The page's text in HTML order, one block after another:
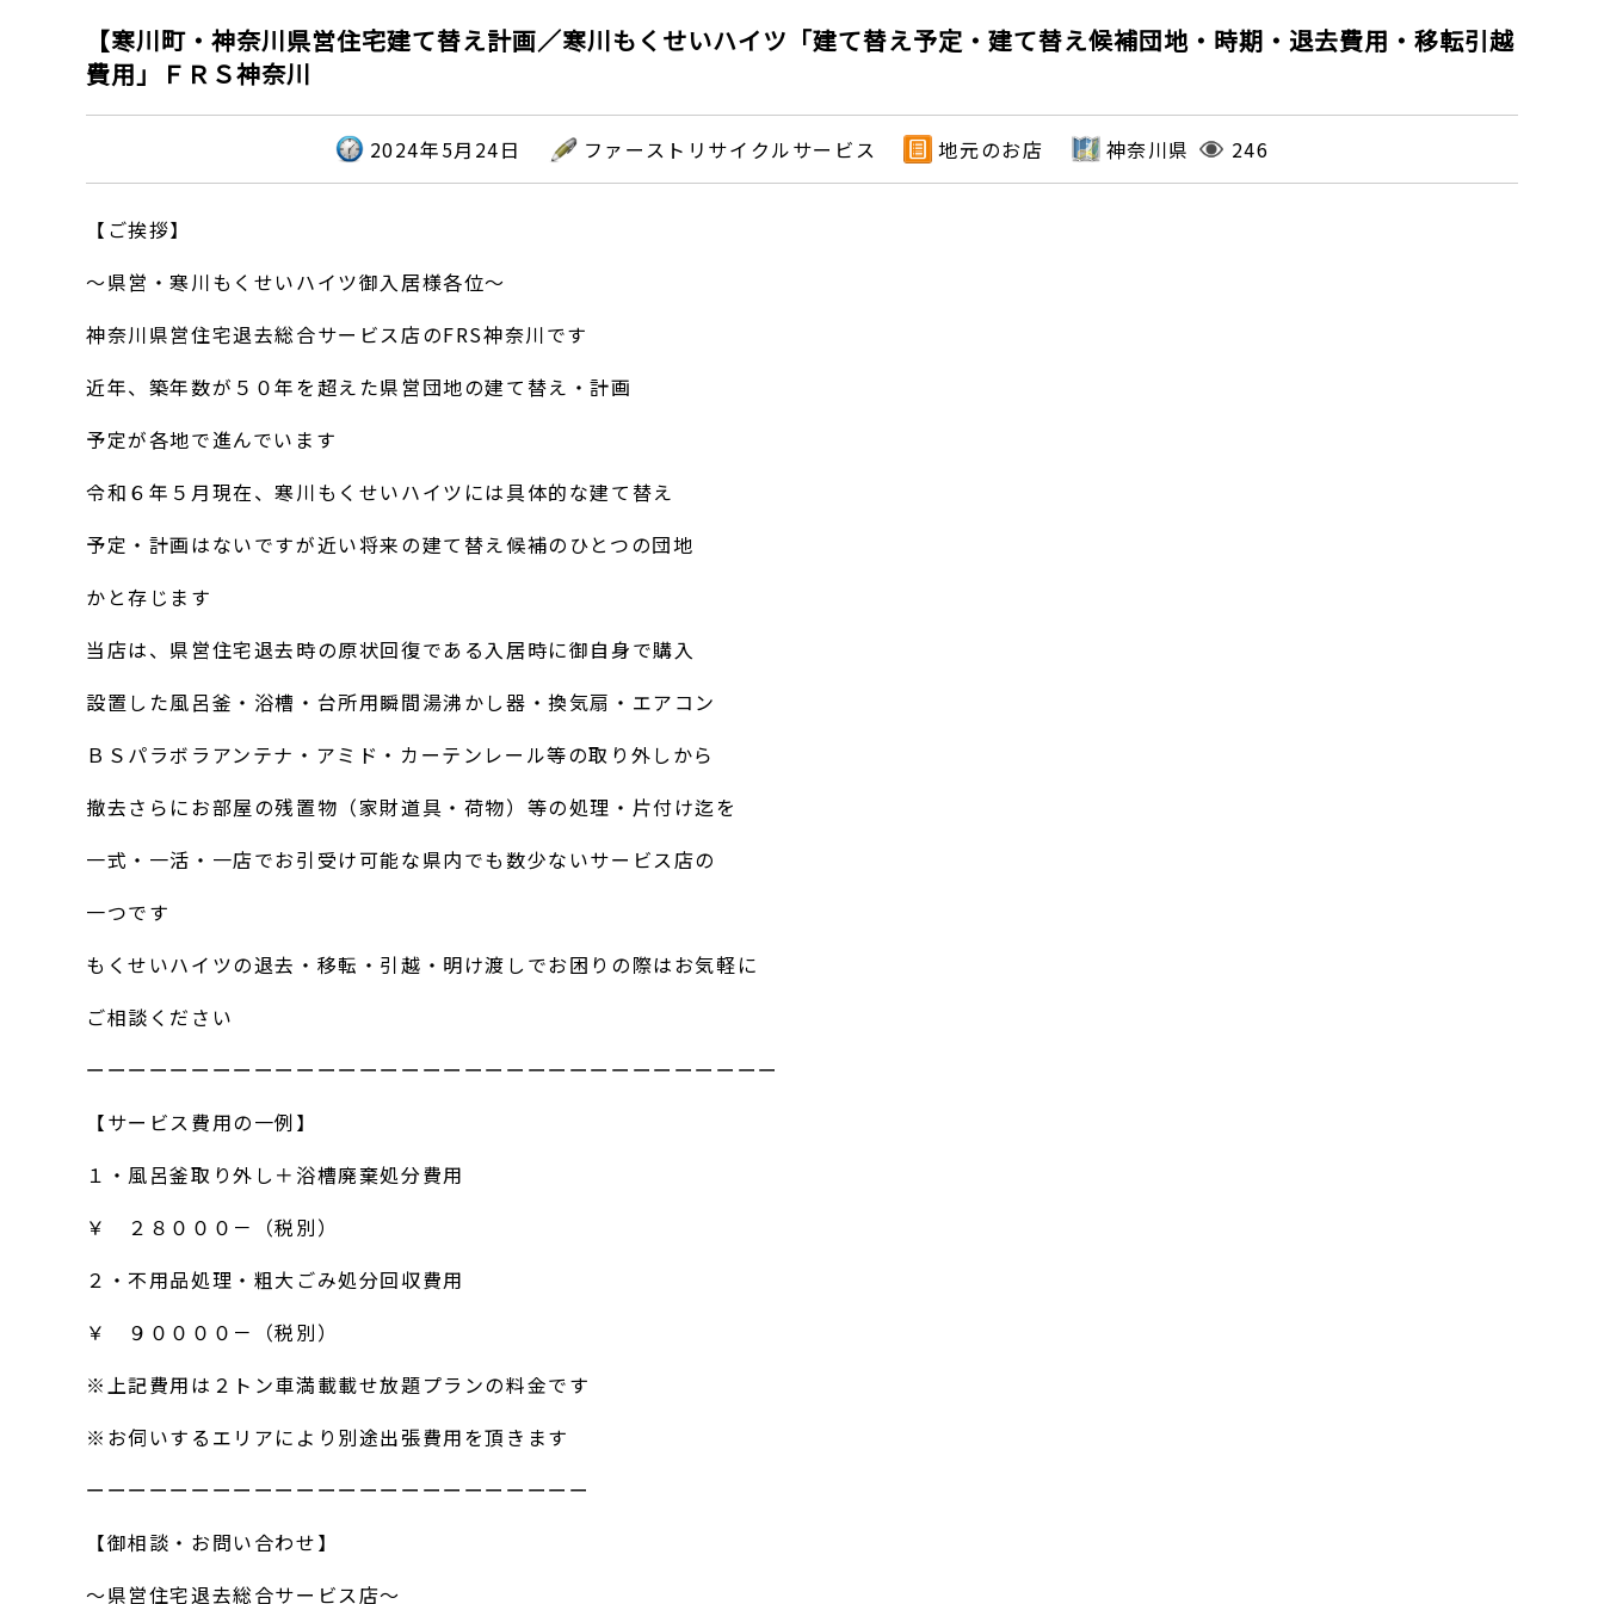
【寒川町・神奈川県営住宅建て替え計画／寒川もくせいハイツ「建て替え予定・建て替え候補団地・時期・退去費用・移転引越
費用」ＦＲＳ神奈川
2024年5月24日 ファーストリサイクルサービス 地元のお店 神奈川県 246
【ご挨拶】
～県営・寒川もくせいハイツ御入居様各位～
神奈川県営住宅退去総合サービス店のFRS神奈川です
近年、築年数が５０年を超えた県営団地の建て替え・計画
予定が各地で進んでいます
令和６年５月現在、寒川もくせいハイツには具体的な建て替え
予定・計画はないですが近い将来の建て替え候補のひとつの団地
かと存じます
当店は、県営住宅退去時の原状回復である入居時に御自身で購入
設置した風呂釜・浴槽・台所用瞬間湯沸かし器・換気扇・エアコン
ＢＳパラボラアンテナ・アミド・カーテンレール等の取り外しから
撤去さらにお部屋の残置物（家財道具・荷物）等の処理・片付け迄を
一式・一活・一店でお引受け可能な県内でも数少ないサービス店の
一つです
もくせいハイツの退去・移転・引越・明け渡しでお困りの際はお気軽に
ご相談ください
ーーーーーーーーーーーーーーーーーーーーーーーーーーーーーーーーー
【サービス費用の一例】
１・風呂釜取り外し＋浴槽廃棄処分費用
￥ ２８０００－（税別）
２・不用品処理・粗大ごみ処分回収費用
￥ ９００００－（税別）
※上記費用は２トン車満載載せ放題プランの料金です
※お伺いするエリアにより別途出張費用を頂きます
ーーーーーーーーーーーーーーーーーーーーーーーー
【御相談・お問い合わせ】
～県営住宅退去総合サービス店～